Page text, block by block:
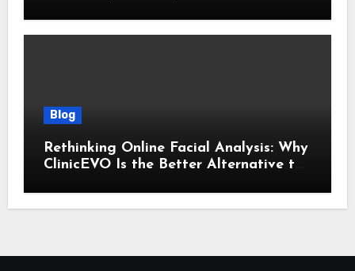
Blog
Rethinking Online Facial Analysis: Why
ClinicEVO Is the Better Alternative to